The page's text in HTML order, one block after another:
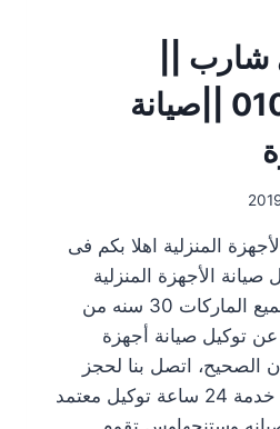
شارب ||
01014723434 ||صيانة
المنزلية اهلا بكم فى
صيانة الأجهزة المنزلية
صيانة أجهزة منزلية جميع الماركات 30 سنه من
توكيل صيانة أجهزة
الصحيح، اتصل بنا لحجز
صيانة جهازك المنزلي خدمة 24 ساعة توكيل معتمد